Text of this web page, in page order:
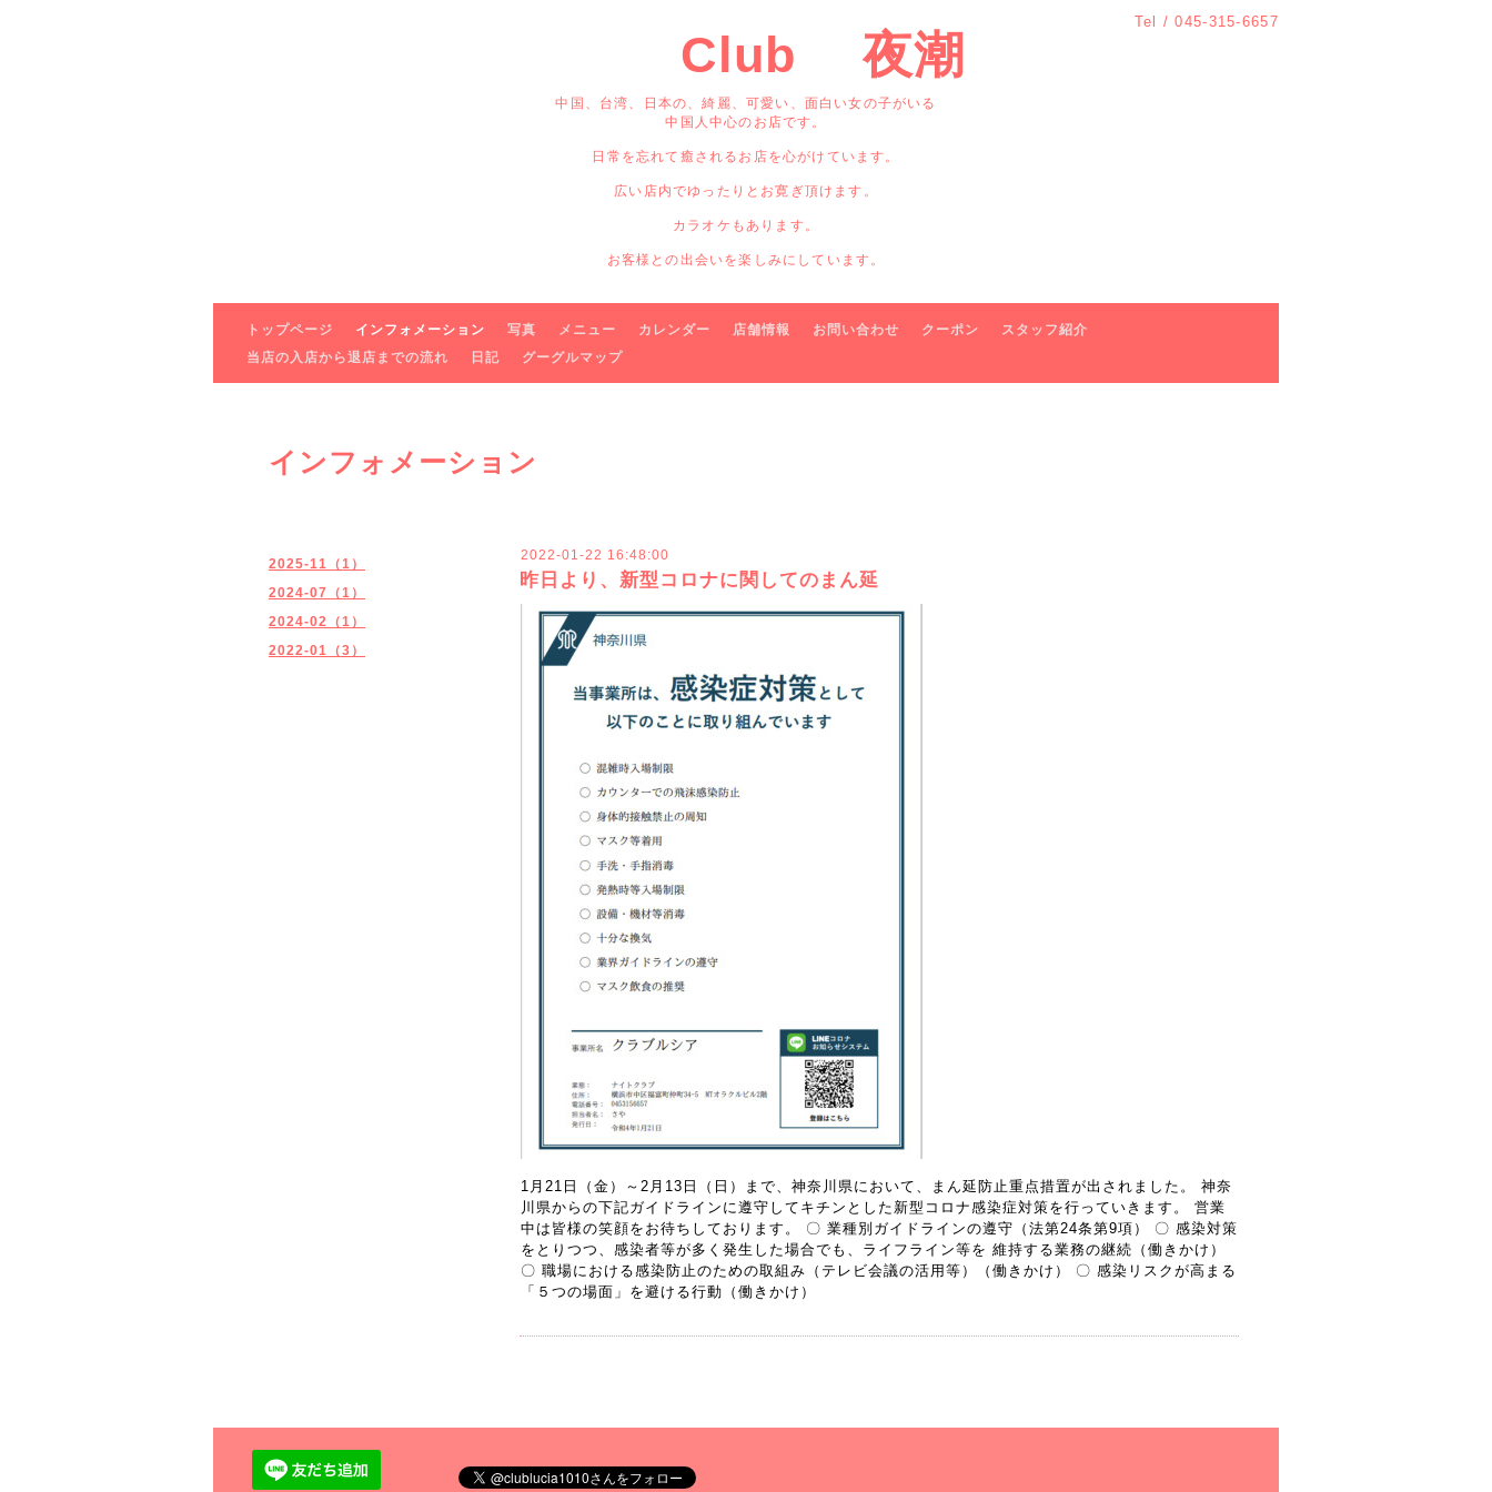
Tel /045-315-6657
Club 夜潮
中国、台湾、日本の、綺麗、可愛い、面白い女の子がいる
中国人中心のお店です。
日常を忘れて癒されるお店を心がけています。
広い店内でゆったりとお寛ぎ頂けます。
カラオケもあります。
お客様との出会いを楽しみにしています。
トップページ インフォメーション 写真 メニュー カレンダー 店舗情報 お問い合わせ クーポン
スタッフ紹介
当店の入店から退店までの流れ
日記 グーグルマップ
2025-11（1）
2024-07（1）
2024-02（1）
2022-01（3）
インフォメーション
2022-01-22 16:48:00
昨日より、新型コロナに関してのまん延
1月21日（金）～2月13日（日）まで、神奈川県において、まん延防止重点措置が出されました。 神奈
川県からの下記ガイドラインに遵守してキチンとした新型コロナ感染症対策を行っていきます。 営業
中は皆様の笑顔をお待ちしております。 〇 業種別ガイドラインの遵守（法第24条第9項） 〇 感染対策
をとりつつ、感染者等が多く発生した場合でも、ライフライン等を 維持する業務の継続（働きかけ）
〇 職場における感染防止のための取組み（テレビ会議の活用等）（働きかけ） 〇 感染リスクが高まる
「５つの場面」を避ける行動（働きかけ）